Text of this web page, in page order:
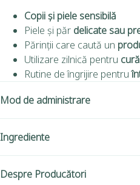
Copii și piele sensibilă
Piele și păr delicate sau
Părinții care caută un
Utilizare zilnică pentru
Rutine de îngrijire pentru
Mod de administrare
Ingrediente
Despre Producători